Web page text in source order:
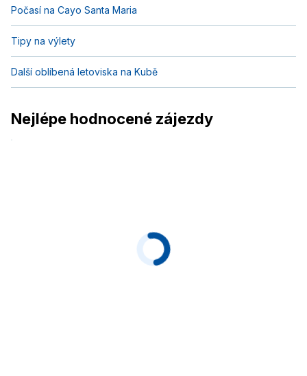
Počasí na Cayo Santa Maria
Tipy na výlety
Další oblíbená letoviska na Kubě
Nejlépe hodnocené zájezdy